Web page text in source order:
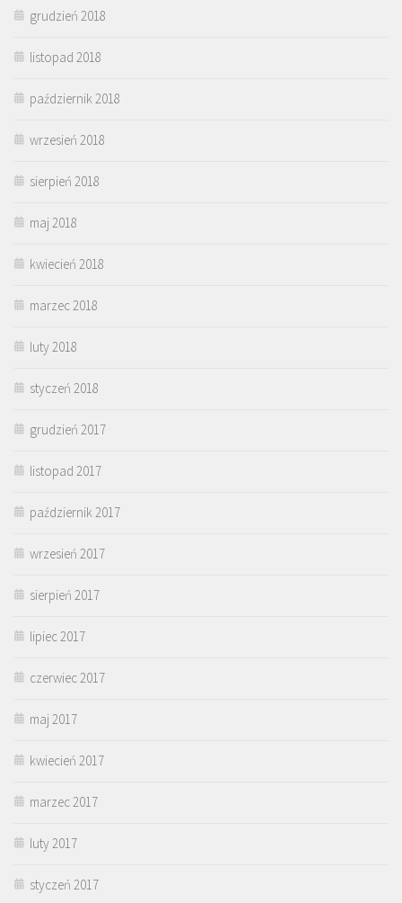
grudzień 2018
listopad 2018
październik 2018
wrzesień 2018
sierpień 2018
maj 2018
kwiecień 2018
marzec 2018
luty 2018
styczeń 2018
grudzień 2017
listopad 2017
październik 2017
wrzesień 2017
sierpień 2017
lipiec 2017
czerwiec 2017
maj 2017
kwiecień 2017
marzec 2017
luty 2017
styczeń 2017